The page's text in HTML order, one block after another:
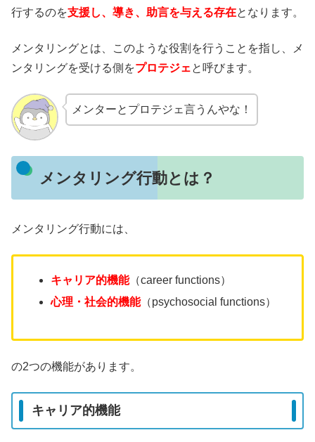
行するのを支援し、導き、助言を与える存在となります。
メンタリングとは、このような役割を行うことを指し、メ
ンタリングを受ける側をプロテジェと呼びます。
メンターとプロテジェ言うんやな！
メンタリング行動とは？
メンタリング行動には、
キャリア的機能（career functions）
心理・社会的機能（psychosocial functions）
の2つの機能があります。
キャリア的機能